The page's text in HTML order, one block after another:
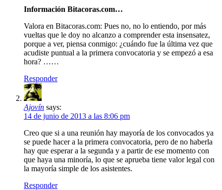
Información Bitacoras.com…
Valora en Bitacoras.com: Pues no, no lo entiendo, por más
vueltas que le doy no alcanzo a comprender esta insensatez,
porque a ver, piensa conmigo: ¿cuándo fue la última vez que
acudiste puntual a la primera convocatoria y se empezó a esa
hora? ……
Responder
Ajovín says:
14 de junio de 2013 a las 8:06 pm
Creo que si a una reunión hay mayoría de los convocados ya
se puede hacer a la primera convocatoria, pero de no haberla
hay que esperar a la segunda y a partir de ese momento con
que haya una minoría, lo que se aprueba tiene valor legal con
la mayoría simple de los asistentes.
Responder